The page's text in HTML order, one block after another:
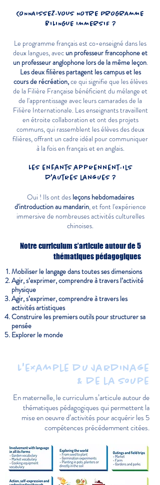
CONNAISSEZ-VOUS NOTRE PROGRAMME
BILINGUE IMMERSIF ?
Le programme français est co-enseigné dans les
deux langues, avec un professeur francophone et
un professeur anglophone lors de la même leçon.
Les deux filières partagent les campus et les
cours de récréation,ce qui signifie que les élèves
de la Filière Française bénéficient du mélange et
de l'apprentissage avec leurs camarades de la
Filière Internationale. Les enseignants travaillent
en étroite collaboration et ont des projets
communs, qui rassemblent les élèves des deux
filières, offrant un cadre idéal pour communiquer
à la fois en français et en anglais.
Les enfants apprennent-ils
d'autres langues ?
Oui ! Ils ont des leçons hebdomadaires
d'introduction au mandarin, et font l'expérience
immersive de nombreuses activités culturelles
chinoises.
Notre curriculum s’articule autour de 5
thématiques pédagogiques
Mobiliser le langage dans toutes ses dimensions
Agir, s’exprimer, comprendre à travers l’activité
physique
Agir, s’exprimer, comprendre à travers les
activités artistiques
Construire les premiers outils pour structurer sa
pensée
Explorer le monde
L'example du Jardinage
& de la Soupe
En maternelle, le curriculum s’articule autour de
thématiques pédagogiques qui permettent la
mise en oeuvre d’activités pour acquérir les 5
compétences précédemment citées.